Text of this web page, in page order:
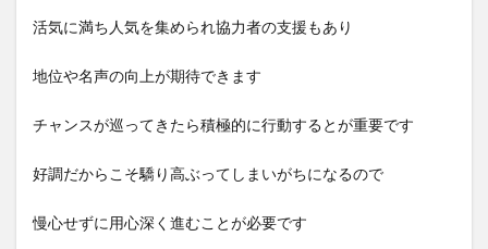
活気に満ち人気を集められ協力者の支援もあり
地位や名声の向上が期待できます
チャンスが巡ってきたら積極的に行動するとが重要です
好調だからこそ驕り高ぶってしまいがちになるので
慢心せずに用心深く進むことが必要です